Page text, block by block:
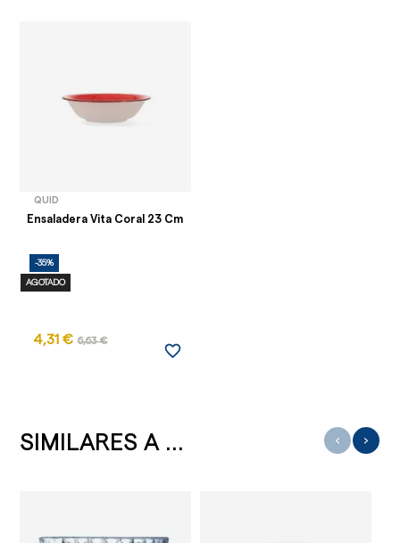
QUID
Ensaladera Vita Coral 23 Cm
-35%
AGOTADO
4,31 € 6,63 €
favorite_border
SIMILARES A ... ‹ ›